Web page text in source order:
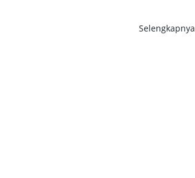
Selengkapnya